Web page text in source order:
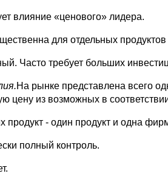
влияние «ценового» лидера.
для отдельных
Часто требует больших
На рынке представлена всего
цену из возможных в
продукт - один продукт и одна
полный контроль.